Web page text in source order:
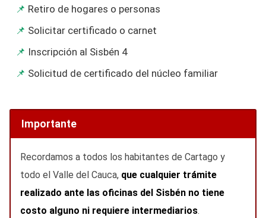
Retiro de hogares o personas
Solicitar certificado o carnet
Inscripción al Sisbén 4
Solicitud de certificado del núcleo familiar
Importante
Recordamos a todos los habitantes de Cartago y
todo el Valle del Cauca, que cualquier trámite
realizado ante las oficinas del Sisbén no tiene
costo alguno ni requiere intermediarios.